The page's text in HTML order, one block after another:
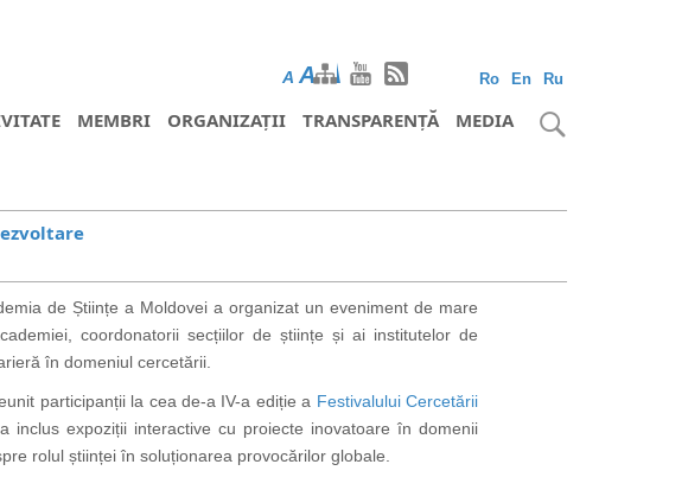
Ro En Ru
A AA
MEMBRI ORGANIZAȚII TRANSPARENȚĂ MEDIA
de Științe a Moldovei a organizat un eveniment de mare
coordonatorii secțiilor de științe și ai institutelor de
în domeniul cercetării.
participanții la cea de-a IV-a ediție a Festivalului Cercetării
inclus expoziții interactive cu proiecte inovatoare în domenii
rolul științei în soluționarea provocărilor globale.